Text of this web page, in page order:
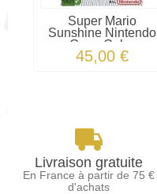
Super Mario
Sunshine Nintendo
GameCube
45,00 €
Livraison gratuite
En France à partir de 75 €
d'achats